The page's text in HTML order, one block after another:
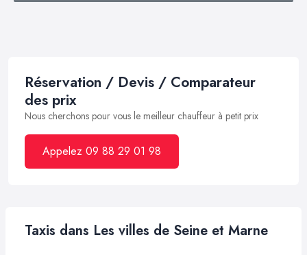
Réservation / Devis / Comparateur
des prix
Nous cherchons pour vous le meilleur chauffeur à petit prix
Appelez 09 88 29 01 98
Taxis dans Les villes de Seine et Marne